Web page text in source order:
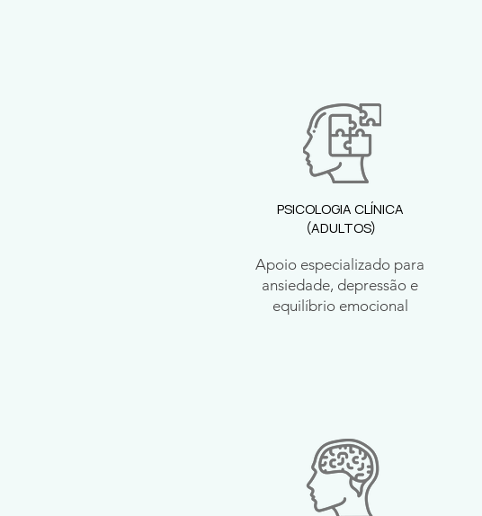
PSICOLOGIA CLÍNICA
(ADULTOS)
Apoio especializado para
ansiedade, depressão e
equilíbrio emocional